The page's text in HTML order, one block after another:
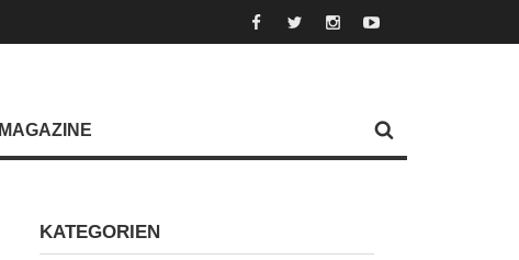
MAGAZINE
KATEGORIEN